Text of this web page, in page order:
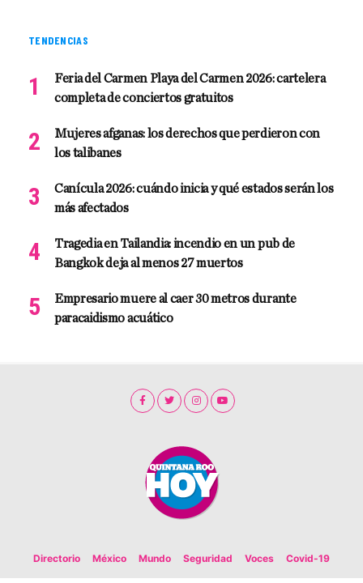
TENDENCIAS
Feria del Carmen Playa del Carmen 2026: cartelera
completa de conciertos gratuitos
Mujeres afganas: los derechos que perdieron con
los talibanes
Canícula 2026: cuándo inicia y qué estados serán los
más afectados
Tragedia en Tailandia: incendio en un pub de
Bangkok deja al menos 27 muertos
Empresario muere al caer 30 metros durante
paracaidismo acuático
Directorio México Mundo Seguridad Voces Covid-19